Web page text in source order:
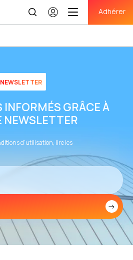
Se
Adhérer
NEWSLETTER
GRÂCE À
NEWSLETTER
d’utilisation, lire les